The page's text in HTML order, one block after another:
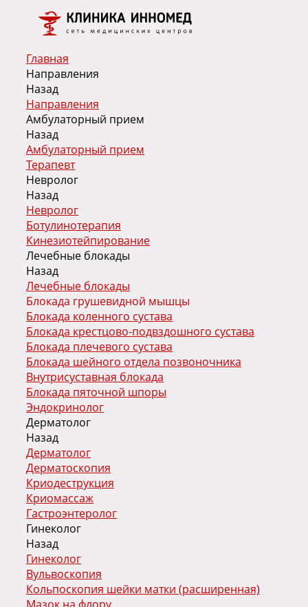
Главная
Направления
Назад
Направления
Амбулаторный прием
Назад
Амбулаторный прием
Терапевт
Невролог
Назад
Невролог
Ботулинотерапия
Кинезиотейпирование
Лечебные блокады
Назад
Лечебные блокады
Блокада грушевидной мышцы
Блокада коленного сустава
Блокада крестцово-подвздошного сустава
Блокада плечевого сустава
Блокада шейного отдела позвоночника
Внутрисуставная блокада
Блокада пяточной шпоры
Эндокринолог
Дерматолог
Назад
Дерматолог
Дерматоскопия
Криодеструкция
Криомассаж
Гастроэнтеролог
Гинеколог
Назад
Гинеколог
Вульвоскопия
Кольпоскопия шейки матки (расширенная)